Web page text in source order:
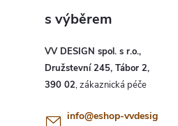
VV DESIGN spol. s r.o.,
Družstevní 245, Tábor 2,
390 02
info@eshop-vvdesig